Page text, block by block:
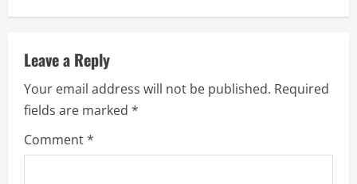
u
e
R
e
Leave a Reply
Your email address will not be published. Required
fields are marked *
Comment*